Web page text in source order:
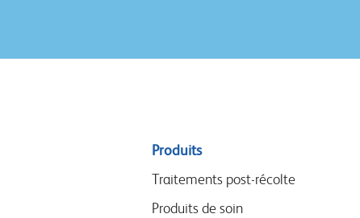
Sitemap
menu
Produits
Traitements post-récolte
Produits de soin